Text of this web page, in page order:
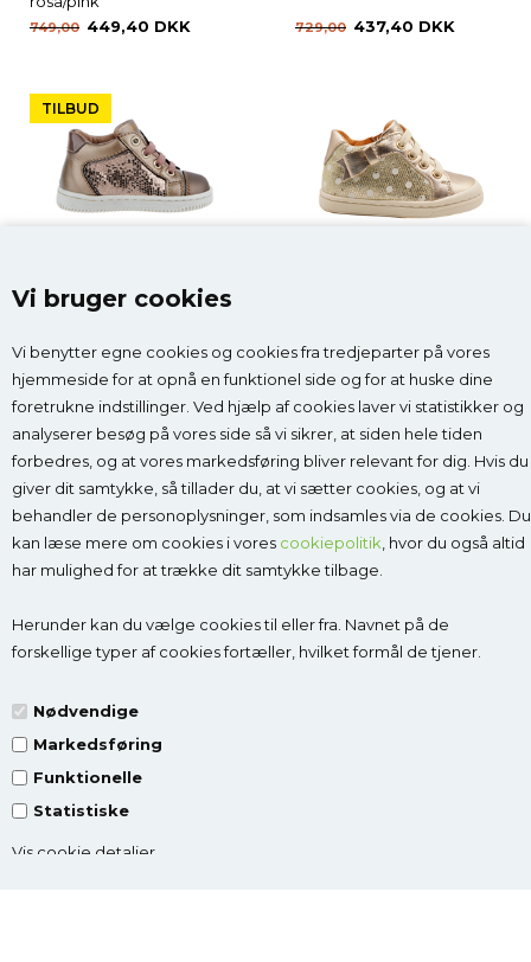
Vi bruger cookies
Vi benytter egne cookies og cookies fra tredjeparter på vores
hjemmeside for at opnå en funktionel side og for at huske dine
foretrukne indstillinger. Ved hjælp af cookies laver vi statistikker og
analyserer besøg på vores side så vi sikrer, at siden hele tiden
forbedres, og at vores markedsføring bliver relevant for dig. Hvis du
giver dit samtykke, så tillader du, at vi sætter cookies, og at vi
behandler de personoplysninger, som indsamles via de cookies. Du
kan læse mere om cookies i vores cookiepolitik, hvor du også altid
har mulighed for at trække dit samtykke tilbage.
Herunder kan du vælge cookies til eller fra. Navnet på de
forskellige typer af cookies fortæller, hvilket formål de tjener.
Nødvendige
Markedsføring
Funktionelle
Statistiske
Vis cookie detaljer
749,00 449,40 DKK 729,00 437,40 DKK
TILBUD
platin
Kontakt
Godesko.dk
v/Malle & Co
2680 Solrød Strand
CVR 27998623
Få vejledning:læs mere
Tlf.:2268 7595 (Man-Fre kl. 10-14)